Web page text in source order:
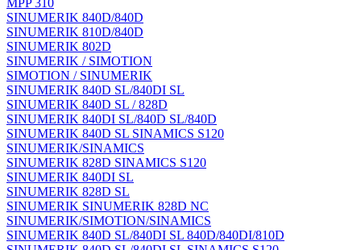
MPP 310
SINUMERIK 840D/840D
SINUMERIK 810D/840D
SINUMERIK 802D
SINUMERIK / SIMOTION
SIMOTION / SINUMERIK
SINUMERIK 840D SL/840DI SL
SINUMERIK 840D SL / 828D
SINUMERIK 840DI SL/840D SL/840D
SINUMERIK 840D SL SINAMICS S120
SINUMERIK/SINAMICS
SINUMERIK 828D SINAMICS S120
SINUMERIK 840DI SL
SINUMERIK 828D SL
SINUMERIK SINUMERIK 828D NC
SINUMERIK/SIMOTION/SINAMICS
SINUMERIK 840D SL/840DI SL 840D/840DI/810D